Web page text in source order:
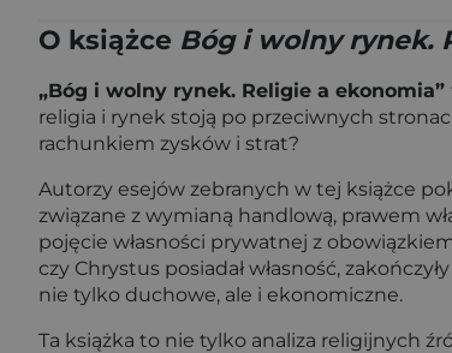
O książce Bóg i wolny rynek.
„Bóg i wolny rynek. Religie a ekonomia”
religia i rynek stoją po przeciwnych
rachunkiem zysków i strat?
Autorzy esejów zebranych w tej książce
związane z wymianą handlową, prawem
pojęcie własności prywatnej z
czy Chrystus posiadał własność,
nie tylko duchowe, ale i ekonomiczne.
Ta książka to nie tylko analiza religijnych